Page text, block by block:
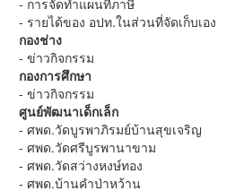
- การจัดทำแผนที่ภาษี
- รายได้ของ อปท.ในส่วนที่จัดเก็บเอง
กองช่าง
- ข่าวกิจกรรม
กองการศึกษา
- ข่าวกิจกรรม
ศูนย์พัฒนาเด็กเล็ก
- ศพด.วัดบูรพาภิรมย์บ้านสุขเจริญ
- ศพด.วัดศรีบูรพานาขาม
- ศพด.วัดสว่างหงษ์ทอง
- ศพด.บ้านคำป่าหว้าน